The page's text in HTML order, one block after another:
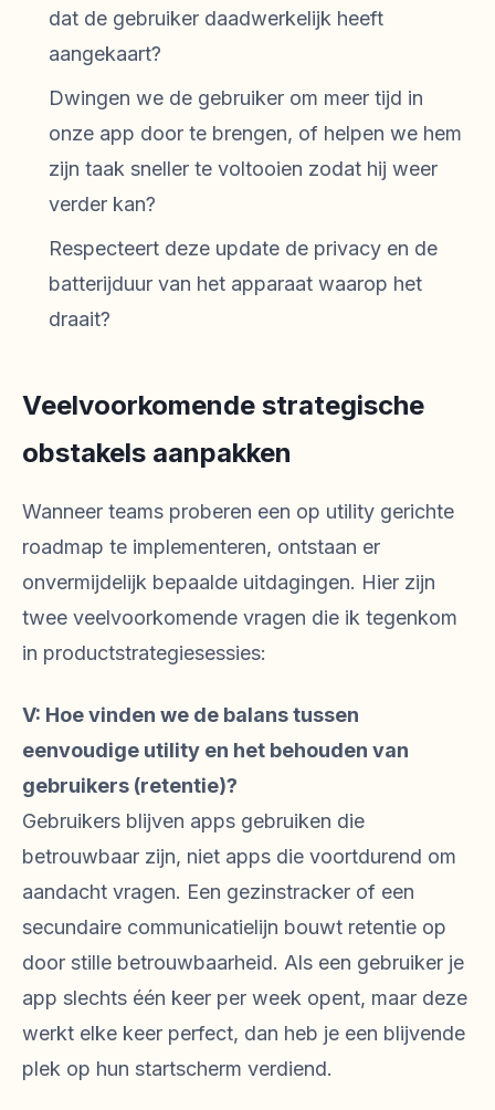
dat de gebruiker daadwerkelijk heeft
aangekaart?
Dwingen we de gebruiker om meer tijd in
onze app door te brengen, of helpen we hem
zijn taak sneller te voltooien zodat hij weer
verder kan?
Respecteert deze update de privacy en de
batterijduur van het apparaat waarop het
draait?
Veelvoorkomende strategische
obstakels aanpakken
Wanneer teams proberen een op utility gerichte
roadmap te implementeren, ontstaan er
onvermijdelijk bepaalde uitdagingen. Hier zijn
twee veelvoorkomende vragen die ik tegenkom
in productstrategiesessies:
V: Hoe vinden we de balans tussen
eenvoudige utility en het behouden van
gebruikers (retentie)?
Gebruikers blijven apps gebruiken die
betrouwbaar zijn, niet apps die voortdurend om
aandacht vragen. Een gezinstracker of een
secundaire communicatielijn bouwt retentie op
door stille betrouwbaarheid. Als een gebruiker je
app slechts één keer per week opent, maar deze
werkt elke keer perfect, dan heb je een blijvende
plek op hun startscherm verdiend.